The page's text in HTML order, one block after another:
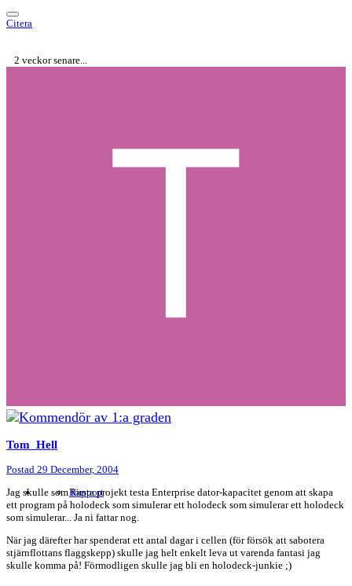
Citera
2 veckor senare...
Tom_Hell
Postad 29 December, 2004
Rapport
Jag skulle som första projekt testa Enterprise dator-kapacitet genom att skapa
ett program på holodeck som simulerar ett holodeck som simulerar ett holodeck
som simulerar... Ja ni fattar nog.
När jag därefter har spenderat ett antal dagar i cellen (för försök att sabotera
stjärnflottans flaggskepp) skulle jag helt enkelt leva ut varenda fantasi jag
skulle komma på! Förmodligen skulle jag bli en holodeck-junkie ;)